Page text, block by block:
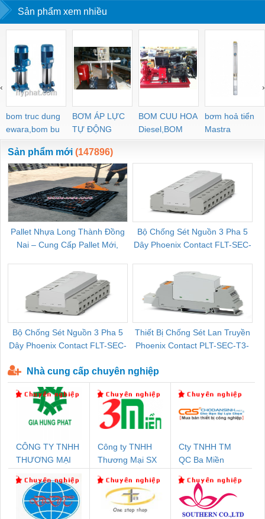
Sản phẩm xem nhiều
bom truc dung
ewara,bom bu
ewara
BƠM ÁP LỰC
TỰ ĐỘNG
BOM CUU HOA
Diesel,BOM
CHUA CHAY
bơm hoả tiển
Mastra
‹ ›
Sản phẩm mới (147896)
Pallet Nhựa Long Thành Đồng
Nai – Cung Cấp Pallet Mới,
Bộ Chống Sét Nguồn 3 Pha 5
Dây Phoenix Contact FLT-SEC-
Bộ Chống Sét Nguồn 3 Pha 5
Dây Phoenix Contact FLT-SEC-
Thiết Bị Chống Sét Lan Truyền
Phoenix Contact PLT-SEC-T3-
Nhà cung cấp chuyên nghiệp
CÔNG TY TNHH
THƯƠNG MẠI
THUẬT ĐIỆN CƠ
GIA HƯNG PHÁT
Công ty TNHH
Thương Mại SX
Cty TNHH TM
QC Ba Miền